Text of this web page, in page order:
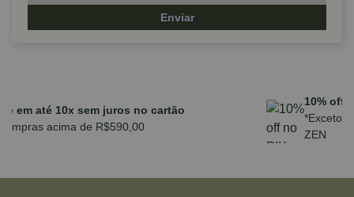
Enviar
Parcele em até 10x sem juros no cartão
para compras acima de R$590,00